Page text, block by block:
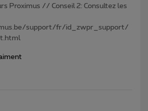
Proximus // Conseil 2: Consultez les
support/fr/id_zwpr_support/